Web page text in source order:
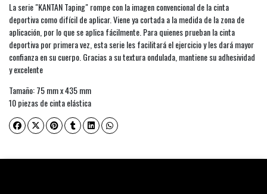
La serie "KANTAN Taping" rompe con la imagen convencional de la cinta
deportiva como difícil de aplicar. Viene ya cortada a la medida de la zona de
aplicación, por lo que se aplica fácilmente. Para quienes prueban la cinta
deportiva por primera vez, esta serie les facilitará el ejercicio y les dará mayor
confianza en su cuerpo. Gracias a su textura ondulada, mantiene su adhesividad
y excelente
Tamaño: 75 mm x 435 mm
10 piezas de cinta elástica